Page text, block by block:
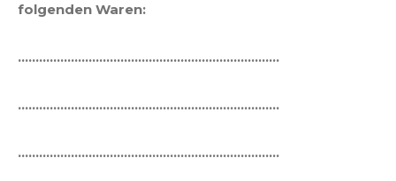
folgenden Waren:
………………………………………………………………..
………………………………………………………………..
………………………………………………………………..